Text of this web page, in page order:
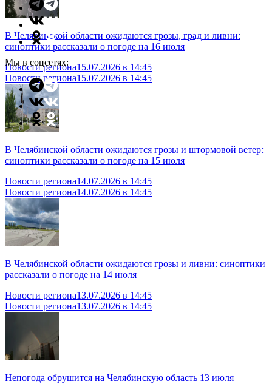
Мы в соцсетях:
В Челябинской области ожидаются грозы, град и ливни:
синоптики рассказали о погоде на 16 июля
Новости региона15.07.2026 в 14:45
Новости региона15.07.2026 в 14:45
В Челябинской области ожидаются грозы и штормовой ветер:
синоптики рассказали о погоде на 15 июля
Новости региона14.07.2026 в 14:45
Новости региона14.07.2026 в 14:45
В Челябинской области ожидаются грозы и ливни: синоптики
рассказали о погоде на 14 июля
Новости региона13.07.2026 в 14:45
Новости региона13.07.2026 в 14:45
Непогода обрушится на Челябинскую область 13 июля